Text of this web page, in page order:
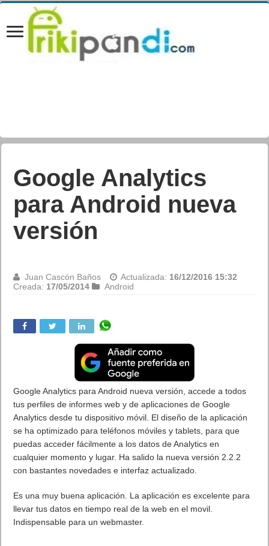
Google Analytics
para Android nueva
versión
Juan Cascón Baños Actualizada: 16/12/2016 15:32
Creada: 17/05/2014 Android
Google Analytics para Android nueva versión, accede a todos
tus perfiles de informes web y de aplicaciones de Google
Analytics desde tu dispositivo móvil. El diseño de la aplicación
se ha optimizado para teléfonos móviles y tablets, para que
puedas acceder fácilmente a los datos de Analytics en
cualquier momento y lugar. Ha salido la nueva versión 2.2.2
con bastantes novedades e interfaz actualizado.
Es una muy buena aplicación. La aplicación es excelente para
llevar tus datos en tiempo real de la web en el movil.
Indispensable para un webmaster.